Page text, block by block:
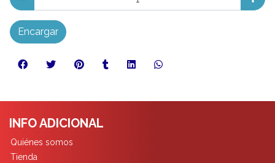
Encargar
INFO ADICIONAL
Quiénes somos
Tienda